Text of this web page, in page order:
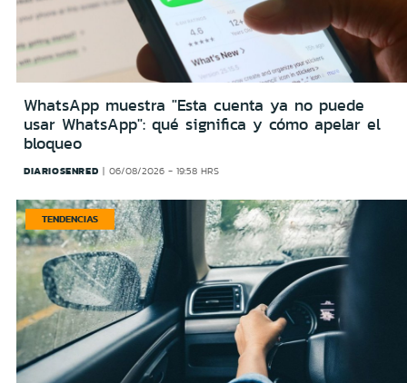
WhatsApp muestra "Esta cuenta ya no puede
usar WhatsApp": qué significa y cómo apelar el
bloqueo
DIARIOSENRED 06/08/2026 - 19:58 HRS
TENDENCIAS